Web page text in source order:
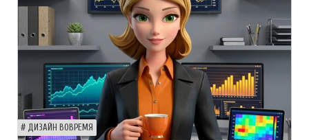
ДИЗАЙН ВОВРЕМЯ